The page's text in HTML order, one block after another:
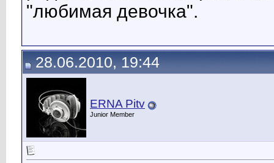
"любимая девочка".
28.06.2010, 19:44
ERNA Pitv
Junior Member